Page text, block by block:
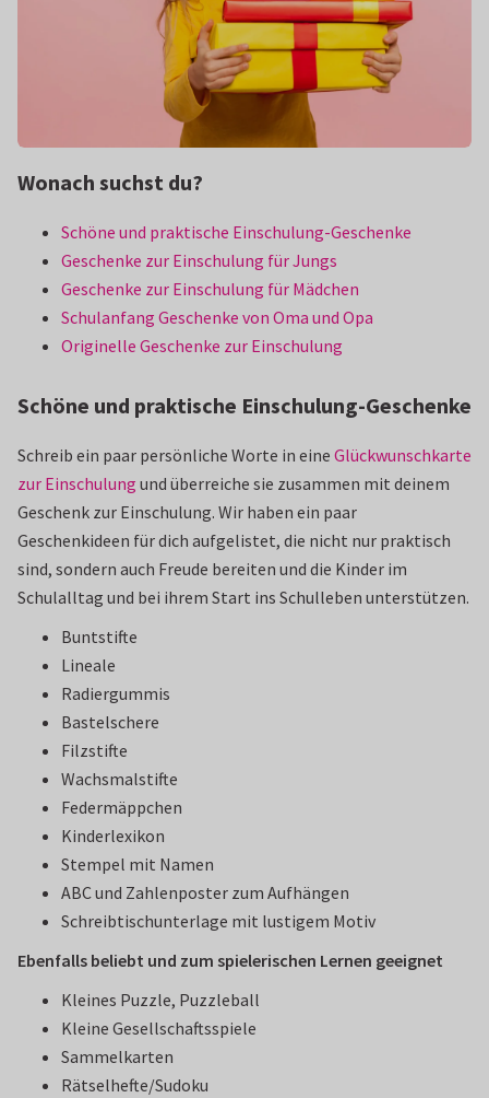
Wonach suchst du?
Schöne und praktische Einschulung-Geschenke
Geschenke zur Einschulung für Jungs
Geschenke zur Einschulung für Mädchen
Schulanfang Geschenke von Oma und Opa
Originelle Geschenke zur Einschulung
Schöne und praktische Einschulung-Geschenke
Schreib ein paar persönliche Worte in eine Glückwunschkarte
zur Einschulung und überreiche sie zusammen mit deinem
Geschenk zur Einschulung. Wir haben ein paar
Geschenkideen für dich aufgelistet, die nicht nur praktisch
sind, sondern auch Freude bereiten und die Kinder im
Schulalltag und bei ihrem Start ins Schulleben unterstützen.
Buntstifte
Lineale
Radiergummis
Bastelschere
Filzstifte
Wachsmalstifte
Federmäppchen
Kinderlexikon
Stempel mit Namen
ABC und Zahlenposter zum Aufhängen
Schreibtischunterlage mit lustigem Motiv
Ebenfalls beliebt und zum spielerischen Lernen geeignet
Kleines Puzzle, Puzzleball
Kleine Gesellschaftsspiele
Sammelkarten
Rätselhefte/Sudoku